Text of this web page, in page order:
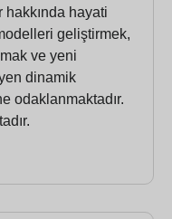
hayati
geliştirmek,
ve yeni
dinamik
odaklanmaktadır.